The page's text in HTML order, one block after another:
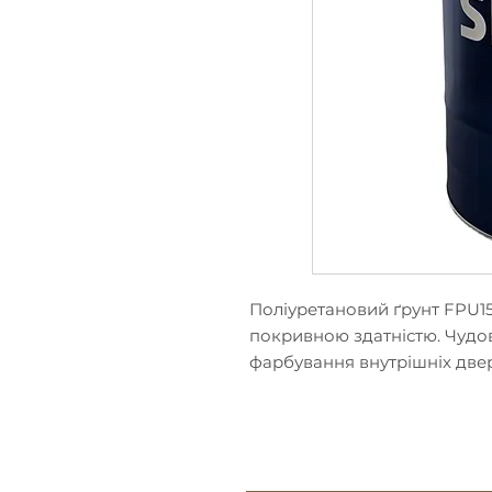
Поліуретановий ґрунт
покривною здатністю.
фарбування внутрішніх